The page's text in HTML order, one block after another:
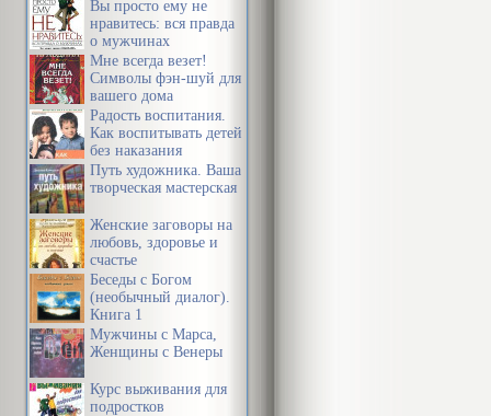
послание древних.
Вы просто ему не
нравитесь: вся правда
о мужчинах
Мне всегда везет!
Символы фэн-шуй для
вашего дома
Радость воспитания.
Как воспитывать детей
без наказания
Путь художника. Ваша
творческая мастерская
Женские заговоры на
любовь, здоровье и
счастье
Беседы с Богом
(необычный диалог).
Книга 1
Мужчины с Марса,
Женщины с Венеры
Курс выживания для
подростков